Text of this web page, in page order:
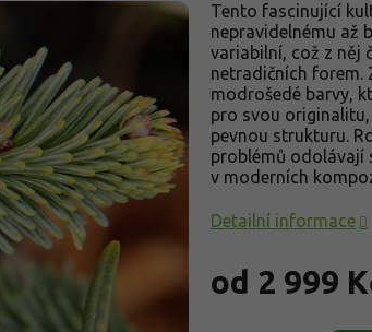
od 2 999
Tento fascinující
nepravidelnému až
variabilní, což z něj
netradičních forem.
modrošedé barvy,
pro svou
pevnou strukturu.
problémů odolávají
v moderních
Detailní informace